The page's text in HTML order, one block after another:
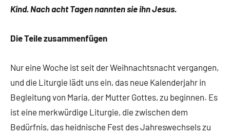
Kind. Nach acht Tagen nannten sie ihn Jesus.
Die Teile zusammenfügen
Nur eine Woche ist seit der Weihnachtsnacht vergangen,
und die Liturgie lädt uns ein, das neue Kalenderjahr in
Begleitung von Maria, der Mutter Gottes, zu beginnen. Es
ist eine merkwürdige Liturgie, die zwischen dem
Bedürfnis, das heidnische Fest des Jahreswechsels zu